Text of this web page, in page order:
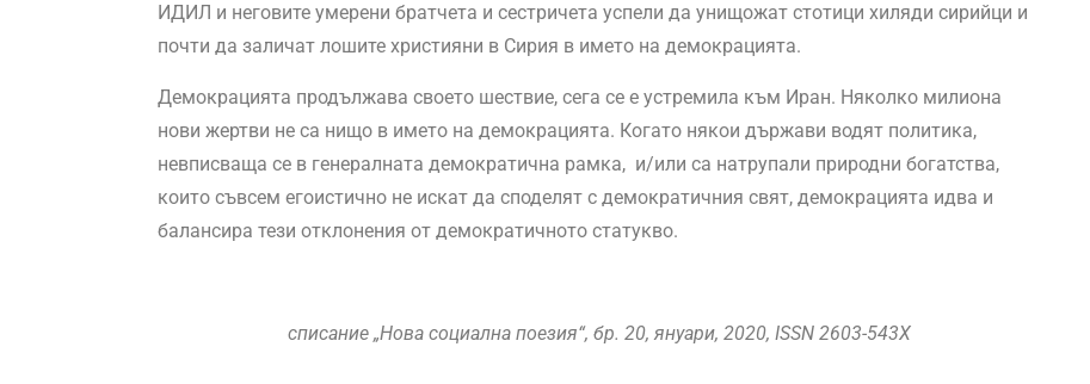
ИДИЛ и неговите умерени братчета и сестричета успели да унищожат стотици хиляди сирийци и
почти да заличат лошите християни в Сирия в името на демокрацията.
Демокрацията продължава своето шествие, сега се е устремила към Иран. Няколко милиона
нови жертви не са нищо в името на демокрацията. Когато някои държави водят политика,
невписваща се в генералната демократична рамка, и/или са натрупали природни богатства,
които съвсем егоистично не искат да споделят с демократичния свят, демокрацията идва и
балансира тези отклонения от демократичното статукво.
списание „Нова социална поезия“, бр. 20, януари, 2020, ISSN 2603-543X